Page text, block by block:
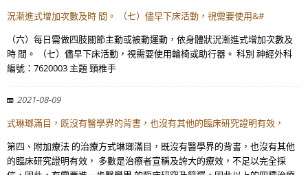
況漸進式增加次數及時 間。 （七）儘早下床活動，視需要使用&#
（六）每日需做四肢關節主動或被動運動，依身體狀況漸進式增加次數及
時 間。 （七）儘早下床活動，視需要使用輪椅或助行器。 科別 神經外科
編號：7620003 主題 頸椎手
2021-08-09
式琳瑯滿目，既沒有醫學界的背書，也沒有其他的臨床研究證明有效，
第四、附加療法 的治療方式琳瑯滿目，既沒有醫學界的背書，也沒有其他
的臨床研究證明有效， 多數是治療者宣稱及誇大的療效，不足以完全採